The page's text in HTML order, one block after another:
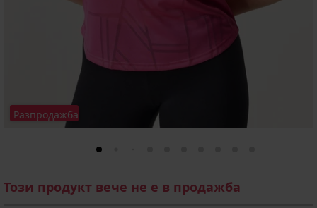
Разпродажба
Този продукт вече не е в продажба